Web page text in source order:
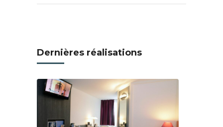
Dernières réalisations